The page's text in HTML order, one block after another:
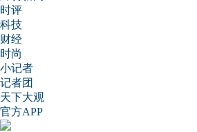
时评
科技
财经
时尚
小记者
记者团
天下大观
官方APP